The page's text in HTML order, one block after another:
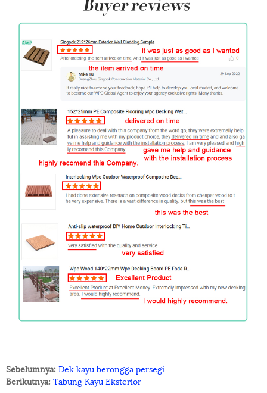
Sebelumnya: Dek kayu berongga persegi
Berikutnya: Tabung Kayu Eksterior